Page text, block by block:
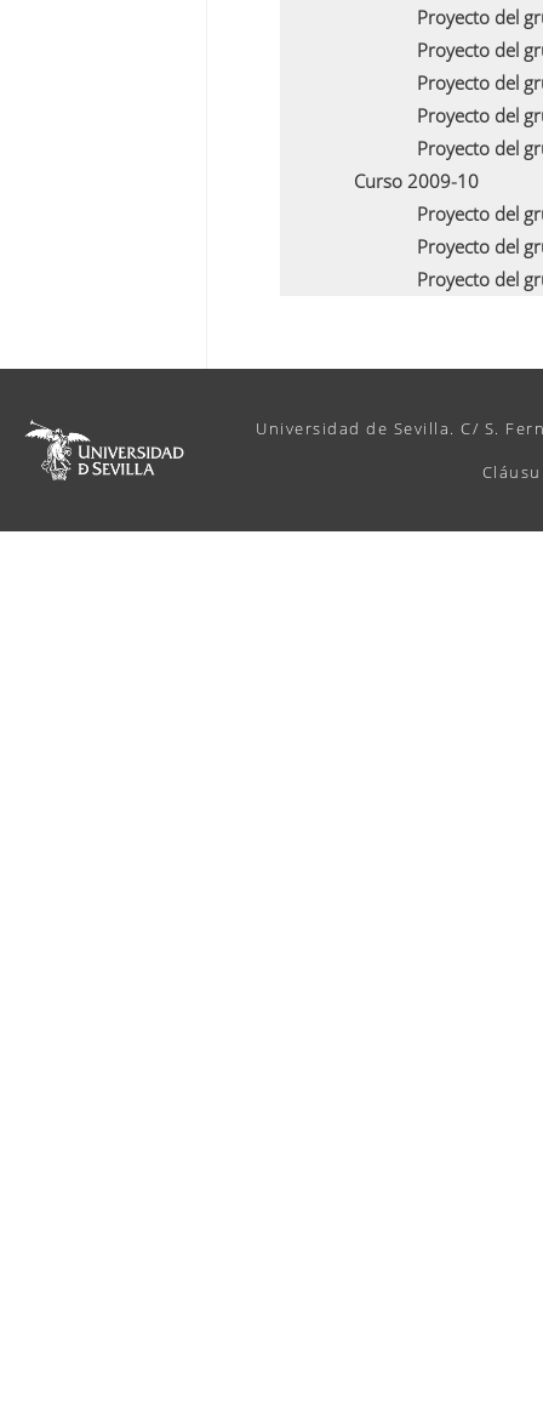
Proyecto del
Proyecto del
Proyecto del
Proyecto del
Proyecto del
Curso 2009-10
Proyecto del
Proyecto del
Proyecto del
Universidad de Sevilla. C/ S.